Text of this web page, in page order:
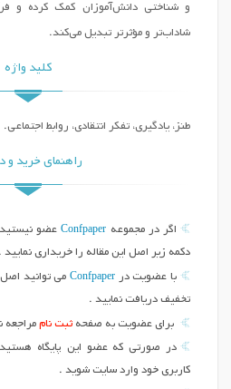
و شناختی دانش‌آموزان کمک کرده و
شاداب‌تر و مؤثرتر تبدیل می‌کند.
کلید واژه
طنز، یادگیری، تفکر انتقادی، روابط اجتماعی.
راهنمای خرید و
اگر در مجموعه Confpaperعضو
دکمه زیر اصل این مقاله را خریداری نمایید .
با عضویت در Confpaperمی توانید اصل
تخفیف دریافت نمایید .
برای عضویت به صفحه ثبت نام مراجعه
در صورتی که عضو این پایگاه
کاربری خود وارد سایت شوید .